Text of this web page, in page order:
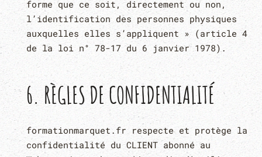
forme que ce soit, directement ou non,
l’identification des personnes physiques
auxquelles elles s’appliquent » (article 4
de la loi n° 78-17 du 6 janvier 1978).
6. RÈGLES DE CONFIDENTIALITÉ
formationmarquet.fr respecte et protège la
confidentialité du CLIENT abonné au